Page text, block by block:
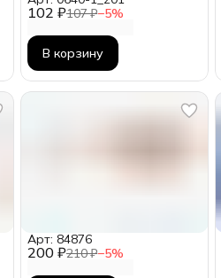
102 ₽107 ₽−5%
В корзину
200 ₽210 ₽−5%
Арт: 84876